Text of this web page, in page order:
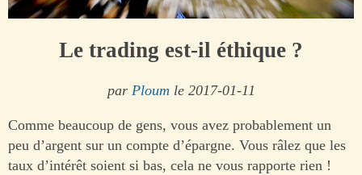
Le trading est-il éthique ?
par Ploum le 2017-01-11
Comme beaucoup de gens, vous avez probablement un
peu d’argent sur un compte d’épargne. Vous râlez que les
taux d’intérêt soient si bas, cela ne vous rapporte rien !